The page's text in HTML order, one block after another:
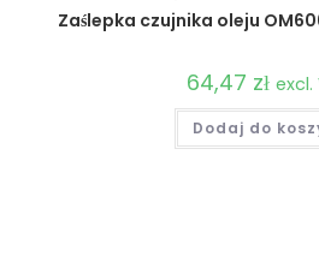
Zaślepka czujnika oleju
64,47 zł excl.
Dodaj do